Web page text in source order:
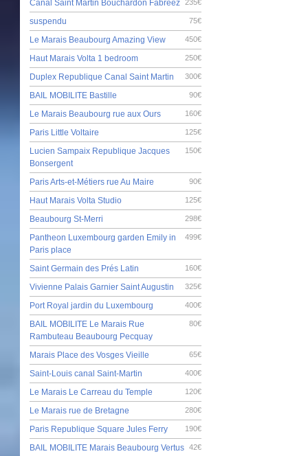
235€
Canal Saint Martin Bouchardon Fabreez
75€
suspendu
450€
Le Marais Beaubourg Amazing View
250€
Haut Marais Volta 1 bedroom
300€
Duplex Republique Canal Saint Martin
90€
BAIL MOBILITE Bastille
160€
Le Marais Beaubourg rue aux Ours
125€
Paris Little Voltaire
150€
Lucien Sampaix Republique Jacques
Bonsergent
90€
Paris Arts-et-Métiers rue Au Maire
125€
Haut Marais Volta Studio
298€
Beaubourg St-Merri
499€
Pantheon Luxembourg garden Emily in
Paris place
160€
Saint Germain des Prés Latin
325€
Vivienne Palais Garnier Saint Augustin
400€
Port Royal jardin du Luxembourg
80€
BAIL MOBILITE Le Marais Rue
Rambuteau Beaubourg Pecquay
65€
Marais Place des Vosges Vieille
400€
Saint-Louis canal Saint-Martin
120€
Le Marais Le Carreau du Temple
280€
Le Marais rue de Bretagne
190€
Paris Republique Square Jules Ferry
42€
BAIL MOBILITE Marais Beaubourg Vertus